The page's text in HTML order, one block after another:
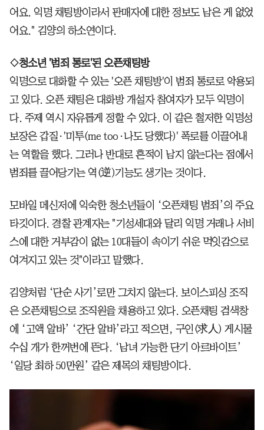
어요. 익명 채팅방이라서 판매자에 대한 정보도 남은 게 없었
어요." 김양의 하소연이다.
◇청소년 '범죄 통로'된 오픈채팅방
익명으로 대화할 수 있는 '오픈 채팅방'이 범죄 통로로 악용되
고 있다. 오픈 채팅은 대화방 개설자 참여자가 모두 익명이
다. 주제 역시 자유롭게 정할 수 있다. 이 같은 철저한 익명성
보장은 갑질·'미투(me too·나도 당했다)' 폭로를 이끌어내
는 역할을 했다. 그러나 반대로 흔적이 남지 않는다는 점에서
범죄를 끌어당기는 역(逆)기능도 생기는 것이다.
모바일 메신저에 익숙한 청소년들이 ‘오픈채팅 범죄’의 주요
타깃이다. 경찰 관계자는 "기성세대와 달리 익명 거래나 서비
스에 대한 거부감이 없는 10대들이 속이기 쉬운 먹잇감으로
여겨지고 있는 것"이라고 말했다.
김양처럼 ‘단순 사기’로만 그치지 않는다. 보이스피싱 조직
은 오픈채팅으로 조직원을 채용하고 있다. 오픈채팅 검색창
에 ‘고액 알바’ ‘간단 알바’라고 적으면, 구인(求人) 게시물
수십 개가 한꺼번에 뜬다. ‘남녀 가능한 단기 아르바이트’
‘일당 최하 50만원’ 같은 제목의 채팅방이다.